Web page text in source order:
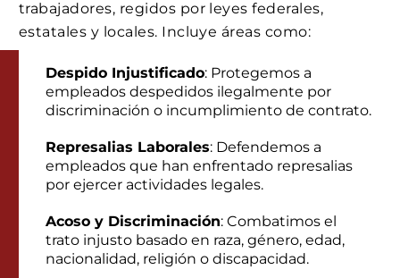
trabajadores, regidos por leyes federales,
estatales y locales. Incluye áreas como:
Despido Injustificado: Protegemos a
empleados despedidos ilegalmente por
discriminación o incumplimiento de contrato.
Represalias Laborales: Defendemos a
empleados que han enfrentado represalias
por ejercer actividades legales.
Acoso y Discriminación: Combatimos el
trato injusto basado en raza, género, edad,
nacionalidad, religión o discapacidad.